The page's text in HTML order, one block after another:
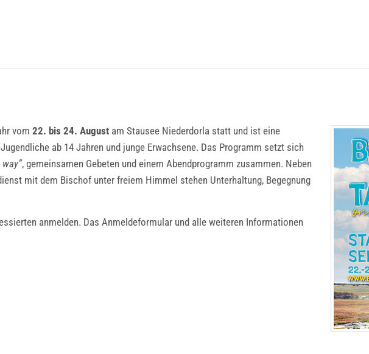
vom 22. bis 24. August am Stausee Niederdorla statt und ist eine
ab 14 Jahren und junge Erwachsene. Das Programm setzt sich
way”, gemeinsamen Gebeten und einem Abendprogramm zusammen. Neben
mit dem Bischof unter freiem Himmel stehen Unterhaltung, Begegnung
anmelden. Das Anmeldeformular und alle weiteren Informationen